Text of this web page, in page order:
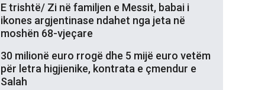
E trishtë/ Zi në familjen e Messit, babai i
ikones argjentinase ndahet nga jeta në
moshën 68-vjeçare
30 milionë euro rrogë dhe 5 mijë euro vetëm
për letra higjienike, kontrata e çmendur e
Salah